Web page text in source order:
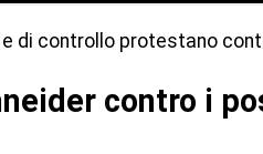
di controllo protestano
contro i